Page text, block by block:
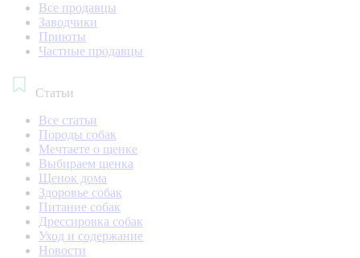
Все продавцы
Заводчики
Приюты
Частные продавцы
Статьи
Все статьи
Породы собак
Мечтаете о щенке
Выбираем щенка
Щенок дома
Здоровье собак
Питание собак
Дрессировка собак
Уход и содержание
Новости